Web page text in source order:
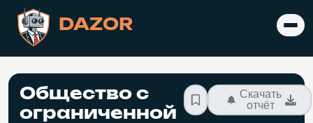
DAZOR
Общество с
ограниченной
Скачать
отчёт